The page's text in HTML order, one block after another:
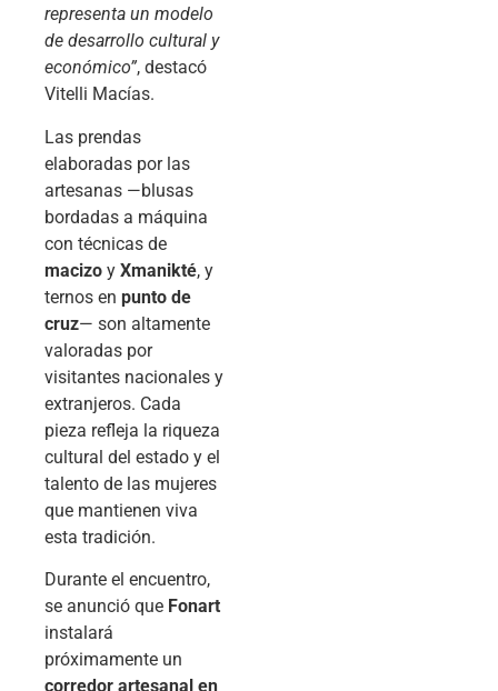
representa un modelo
de desarrollo cultural y
económico”, destacó
Vitelli Macías.
Las prendas
elaboradas por las
artesanas —blusas
bordadas a máquina
con técnicas de
macizo y Xmanikté, y
ternos en punto de
cruz— son altamente
valoradas por
visitantes nacionales y
extranjeros. Cada
pieza refleja la riqueza
cultural del estado y el
talento de las mujeres
que mantienen viva
esta tradición.
Durante el encuentro,
se anunció que Fonart
instalará
próximamente un
corredor artesanal en